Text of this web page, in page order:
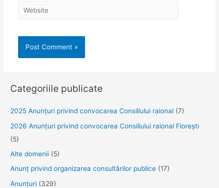
Website
Categoriile publicate
2025 Anunţuri privind convocarea Consiliului raional (7)
2026 Anunțuri privind convocarea Consiliului raional Florești
(5)
Alte domenii (5)
Anunţ privind organizarea consultărilor publice (17)
Anunţuri (329)